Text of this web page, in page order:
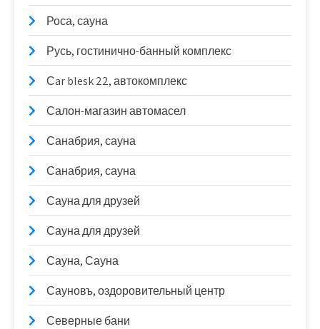
Роса, сауна
Русь, гостинично-банный комплекс
Сar blesk 22, автокомплекс
Салон-магазин автомасел
Санабрия, сауна
Санабрия, сауна
Сауна для друзей
Сауна для друзей
Сауна, Сауна
Сауновъ, оздоровительный центр
Северные бани